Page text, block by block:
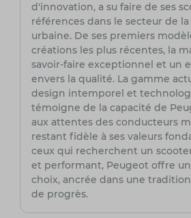
d'innovation, a su faire de ses
références dans le secteur de
urbaine. De ses premiers
créations les plus récentes, la
savoir-faire exceptionnel et un
envers la qualité. La gamme
design intemporel et
témoigne de la capacité de
aux attentes des conducteurs
restant fidèle à ses valeurs
ceux qui recherchent un
et performant, Peugeot offre
choix, ancrée dans une
de progrès.